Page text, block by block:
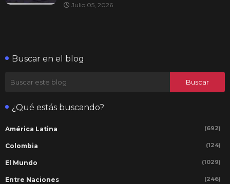
Julio 05, 2026
Buscar en el blog
¿Qué estás buscando?
América Latina (692)
Colombia (124)
El Mundo (1029)
Entre Naciones (246)